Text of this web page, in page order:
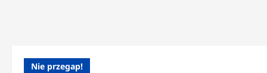
Nie przegap!